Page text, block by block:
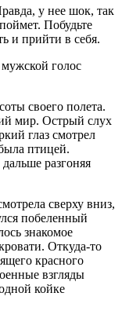
у нее шок, так
Побудьте
и прийти в себя.
голос
своего полета.
мир. Острый слух
глаз смотрел
птицей.
разгоняя
сверху вниз,
побеленный
знакомое
Откуда-то
красного
взгляды
койке